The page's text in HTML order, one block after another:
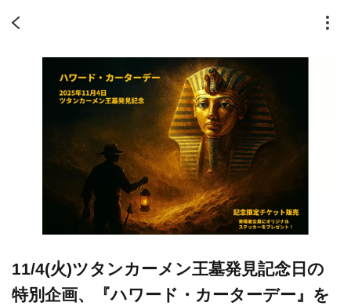
11/4(火)ツタンカーメン王墓発見記念日の
特別企画、『ハワード・カーターデー』を